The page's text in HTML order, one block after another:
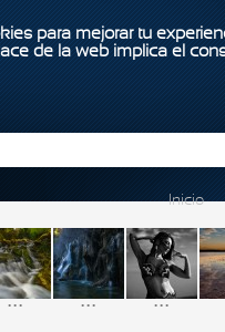
para mejorar tu
de la web implica el
Inicio
... ... ...